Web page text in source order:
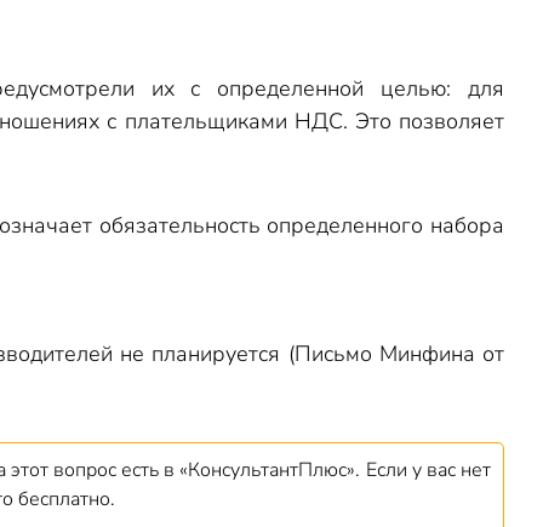
их с определенной целью: для
с плательщиками НДС. Это позволяет
обязательность определенного набора
не планируется (Письмо Минфина от
этот вопрос есть в «КонсультантПлюс». Если у вас нет
бесплатно.